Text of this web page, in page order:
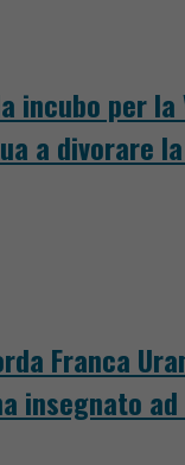
incubo per la
a divorare
Franca
insegnato ad